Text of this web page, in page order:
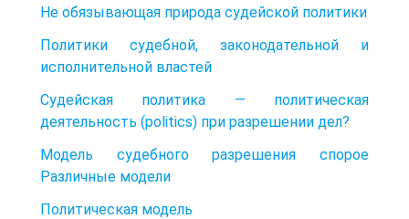
Не обязывающая природа судейской политики
Политики судебной, законодательной и
исполнительной властей
Судейская политика — политическая
деятельность (politics) при разрешении дел?
Модель судебного разрешения спорое
Различные модели
Политическая модель